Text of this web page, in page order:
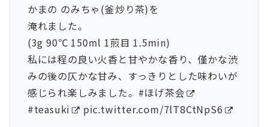
かまの のみちゃ(釜炒り茶)を
淹れました。
(3g 90℃ 150ml 1煎目 1.5min)
私には程の良い火香と甘やかな香り、僅かな渋
みの後の仄かな甘み、すっきりとした味わいが
感じられ楽しみました。 #ほげ茶会
#teasuki
pic.twitter.com/7lT8CtNpS6